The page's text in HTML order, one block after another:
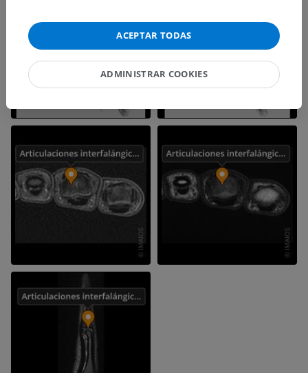
ACEPTAR TODAS
ADMINISTRAR COOKIES